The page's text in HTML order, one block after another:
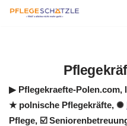
▶︎ Pflegekraefte-
★ polnische Pflegekräfte, ✺
Pflege, ☑️